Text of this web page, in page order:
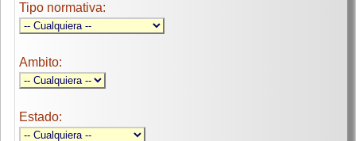
Tipo normativa:
Ambito:
Estado: